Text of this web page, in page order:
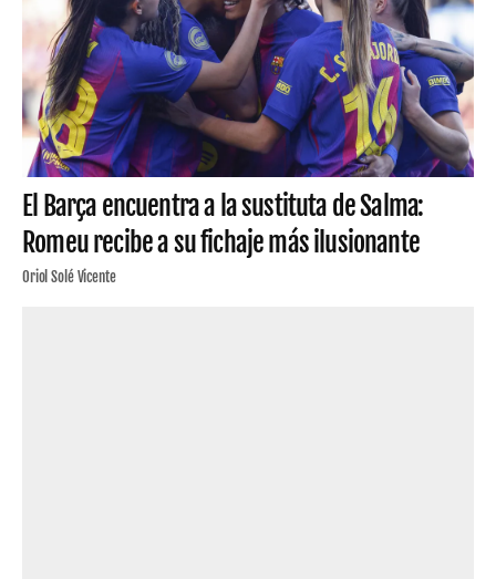
El Barça encuentra a la sustituta de Salma:
Romeu recibe a su fichaje más ilusionante
Oriol Solé Vicente